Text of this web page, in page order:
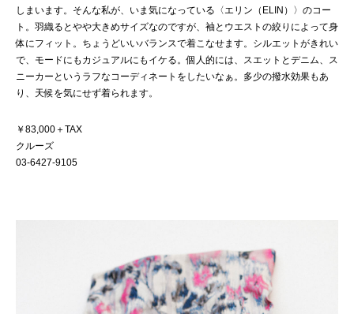
しまいます。そんな私が、いま気になっている〈エリン（ELIN）〉のコー
ト。羽織るとやや大きめサイズなのですが、袖とウエストの絞りによって身
体にフィット。ちょうどいいバランスで着こなせます。シルエットがきれい
で、モードにもカジュアルにもイケる。個人的には、スエットとデニム、ス
ニーカーというラフなコーディネートをしたいなぁ。多少の撥水効果もあ
り、天候を気にせず着られます。
￥83,000＋TAX
クルーズ
03-6427-9105